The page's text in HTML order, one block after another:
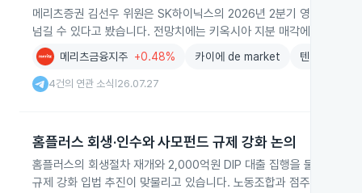
메리츠증권 김선우 위원은 SK하이닉스의 2026년 2분기 영업이익을
넘길 수 있다고 봤습니다. 전망치에는 키옥시아 지분 매각에 따른 누
메리츠금융지주 +0.48% 카이에 de market 텐렙
4건의 연관 소식 26.07.27
홈플러스 회생·인수와 사모펀드 규제 강화 논의
홈플러스의 회생절차 재개와 2,000억원 DIP 대출 집행을 둘러싸고
규제 강화 입법 추진이 맞물리고 있습니다. 노동조합과 점주들은 자